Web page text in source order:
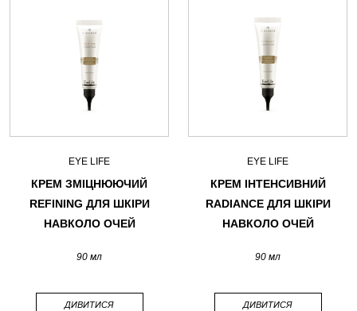
EYE LIFE
КРЕМ ЗМІЦНЮЮЧИЙ
REFINING ДЛЯ ШКІРИ
НАВКОЛО ОЧЕЙ
90 мл
ДИВИТИСЯ
EYE LIFE
КРЕМ ІНТЕНСИВНИЙ
RADIANCE ДЛЯ ШКІРИ
НАВКОЛО ОЧЕЙ
90 мл
ДИВИТИСЯ